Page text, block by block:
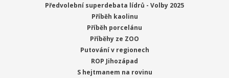
Předvolební superdebata lídrů - Volby 2025
Příběh kaolinu
Příběh porcelánu
Příběhy ze ZOO
Putování v regionech
ROP Jihozápad
S hejtmanem na rovinu